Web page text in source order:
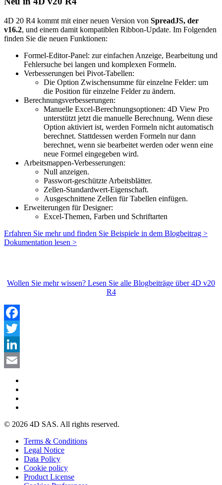
4D 20 R4 kommt mit einer neuen Version von SpreadJS, der
v16.2, und einem damit kompatiblen Ribbon-Update. Im Folgenden
finden Sie die neuen Funktionen:
Formel-Editor-Panel: zur einfachen Anzeige, Bearbeitung und
Fehlersuche bei langen und komplexen Formeln.
Verbesserungen bei Pivot-Tabellen:
Die Option Zwischensumme für einzelne Felder: um
die Position für einzelne Felder zu ändern.
Berechnungsverbesserungen:
Manuelle Excel-Berechnungsoptionen: 4D View Pro
unterstützt jetzt die manuelle Berechnung. Wenn diese
Option aktiviert ist, werden Formeln nicht automatisch
berechnet. Stattdessen werden Formeln nur dann
berechnet, wenn sie bearbeitet werden oder wenn eine
neue Formel eingegeben wird.
Arbeitsmappen-Verbesserungen:
Null anzeigen.
Passwort-geschützte Arbeitsblätter.
Zellen-Standardwert-Eigenschaft.
Ausgeschnittene Zellen für Tabellen einfügen.
Erweiterungen für Designer:
Excel-Themen, Farben und Schriftarten
Erfahren Sie mehr und finden Sie Beispiele in dem Blogbeitrag >
Dokumentation lesen >
Wollen Sie mehr wissen? Lesen Sie alle Blogbeiträge über 4D v20
R4
Facebook
Twitter
LinkedIn
© 2026 4D SAS. All rights reserved.
Terms & Conditions
Legal Notice
Data Policy
Cookie policy
Product License